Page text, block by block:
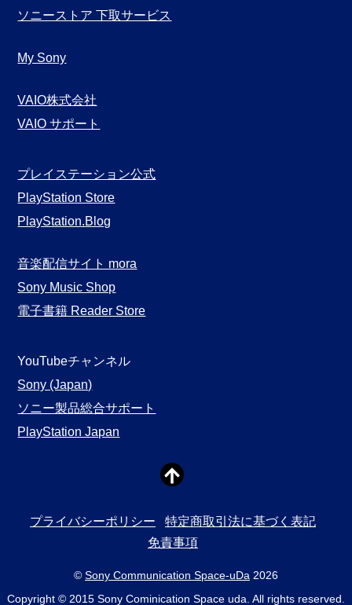
ソニーストア 下取サービス
My Sony
VAIO株式会社
VAIO サポート
プレイステーション公式
PlayStation Store
PlayStation.Blog
音楽配信サイト mora
Sony Music Shop
電子書籍 Reader Store
YouTubeチャンネル
Sony (Japan)
ソニー製品総合サポート
PlayStation Japan
プライバシーポリシー
特定商取引法に基づく表記
免責事項
© Sony Communication Space-uDa 2026
Copyright © 2015 Sony Cominication Space uda. All rights reserved.